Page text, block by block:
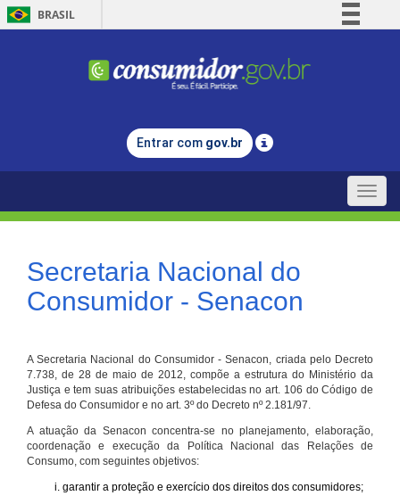
BRASIL
Comunica BR
Legislação
Entrar com gov.br
Toggle
Secretaria Nacional do
Consumidor - Senacon
A Secretaria Nacional do Consumidor - Senacon, criada pelo Decreto
7.738, de 28 de maio de 2012, compõe a estrutura do Ministério da
Justiça e tem suas atribuições estabelecidas no art. 106 do Código de
Defesa do Consumidor e no art. 3º do Decreto nº 2.181/97.
A atuação da Senacon concentra-se no planejamento, elaboração,
coordenação e execução da Política Nacional das Relações de
Consumo, com seguintes objetivos:
garantir a proteção e exercício dos direitos dos consumidores;